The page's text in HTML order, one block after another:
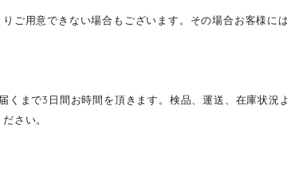
ご用意できない場合もございます。その場合お客様に
くまで3日間お時間を頂きます。検品、運送、在庫状況
さい。